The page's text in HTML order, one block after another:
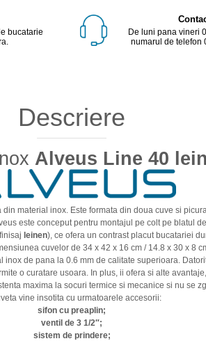
bucatarie
De luni pana vineri
numarul de telefon
Descriere
Alveus Line 40
material inox. Este formata din doua cuve si
este conceput pentru montajul pe colt pe blatul
leinen), ce ofera un contrast placut bucatariei
cuvelor de 34 x 42 x 16 cm / 14.8 x 30 x 8
de pana la 0.6 mm de calitate superioara.
o curatare usoara. In plus, ii ofera si alte
maxima la socuri termice si mecanice si nu se
vine insotita cu urmatoarele accesorii:
sifon cu preaplin;
ventil de 3 1/2″;
sistem de prindere;